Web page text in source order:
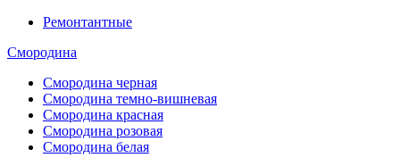
Ремонтантные
Смородина
Смородина черная
Смородина темно-вишневая
Смородина красная
Смородина розовая
Смородина белая